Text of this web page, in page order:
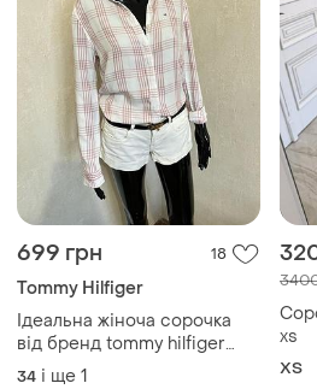
699 грн 18
Tommy Hilfiger
Ідеальна жіноча сорочка
від бренд tommy hilfiger
довершить любий образ.
34 і ще 1
xs
ХS